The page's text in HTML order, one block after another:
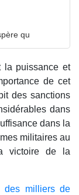
qu
la puissance et
de cet
des sanctions
dans
dans la
militaires au
victoire de la
des milliers de